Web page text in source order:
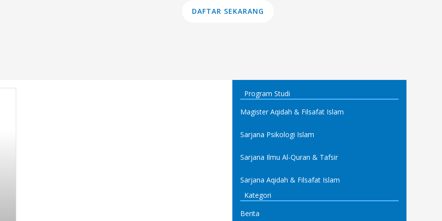
DAFTAR SEKARANG
Program Studi
Magister Aqidah & Filsafat Islam
Sarjana Psikologi Islam
Sarjana Ilmu Al-Quran & Tafsir
Sarjana Aqidah & Filsafat Islam
Kategori
Berita